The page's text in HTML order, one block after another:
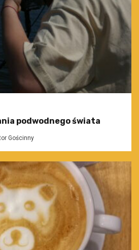
podwodnego świata
Gościnny